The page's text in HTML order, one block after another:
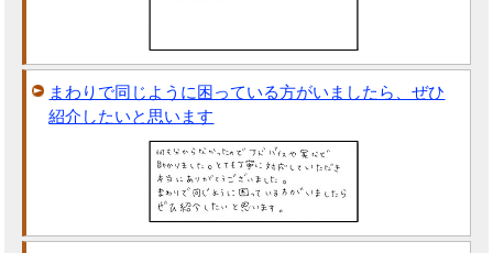
まわりで同じように困っている方がいましたら、ぜひ
紹介したいと思います